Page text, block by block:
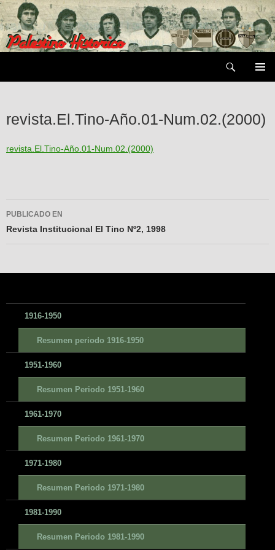
Saltar
al
contenido
revista.El.Tino-Año.01-Num.02.(2000)
revista.El.Tino-Año.01-Num.02.(2000)
Navegador
de
PUBLICADO EN
Revista Institucional El Tino Nº2, 1998
1916-1950
Resumen periodo 1916-1950
1951-1960
Resumen Periodo 1951-1960
1961-1970
Resumen Periodo 1961-1970
1971-1980
Resumen Periodo 1971-1980
1981-1990
Resumen Periodo 1981-1990